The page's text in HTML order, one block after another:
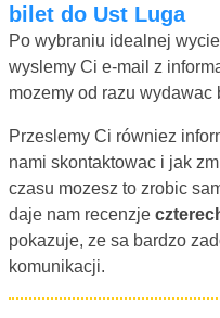
bilet do Ust Luga
Po wybraniu idealnej
wyslemy Ci e-mail z
mozemy od razu wydawac
Przeslemy Ci równiez
nami skontaktowac i jak
czasu mozesz to zrobic
daje nam recenzje
pokazuje, ze sa bardzo
komunikacji.